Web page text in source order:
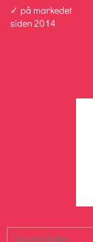
✓ på markedet
siden 2014